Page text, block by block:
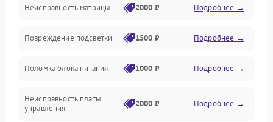
Прочие неисправности
Неисправность звука
Механические повреждения
Неисправность матрицы 2000 ₽ Подробнее →
Повреждение подсветки 1500 ₽ Подробнее →
Поломка блока питания 1000 ₽ Подробнее →
Неисправность платы
управления
2000 ₽ Подробнее →